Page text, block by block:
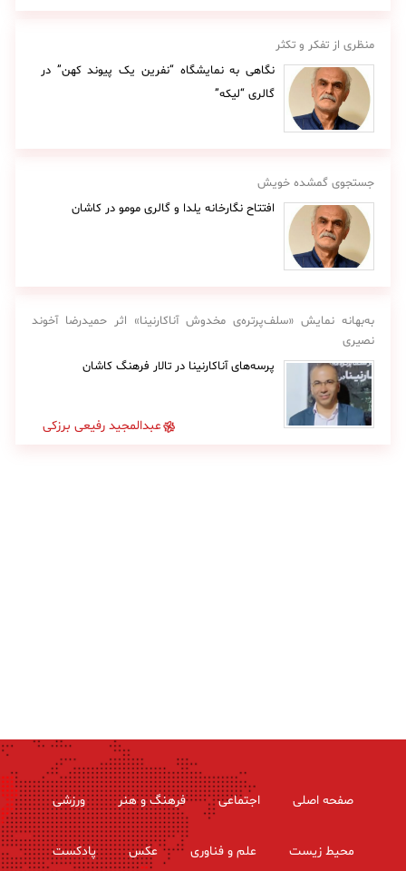
منظری از تفکر و تکثر
نگاهی به نمایشگاه “نفرین یک پیوند کهن” در
گالری “لیکه”
جستجوی گمشده خویش
افتتاح نگارخانه یلدا و گالری مومو در کاشان
به‌بهانه نمایش «سلف‌پرتره‌ی مخدوش آناکارنینا» اثر حمیدرضا آخوند
نصیری
پرسه‌های آناکارنینا در تالار فرهنگ کاشان
عبدالمجید رفیعی برزکی
صفحه اصلی اجتماعی فرهنگ و هنر ورزشی
محیط زیست علم و فناوری عکس پادکست